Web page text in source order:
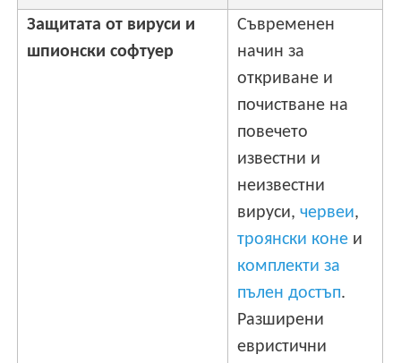
Защитата от вируси и
шпионски софтуер
Съвременен
начин за
откриване и
почистване на
повечето
известни и
неизвестни
вируси,червеи,
троянски коне и
комплекти за
пълен достъп.
Разширени
евристични